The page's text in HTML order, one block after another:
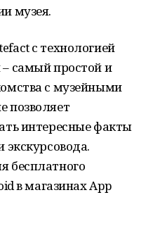
музея.
с технологией
самый простой и
с музейными
позволяет
интересные факты
экскурсовода.
бесплатного
в магазинах App